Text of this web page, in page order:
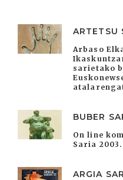
ARTETSU
Arbaso
sarietako
BUBER
On line
Saria
ARGIA